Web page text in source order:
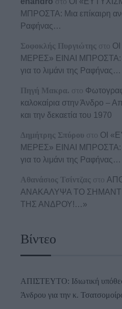
ΜΠΡΟΣΤΑ: Μια επίκαιρη
Ραφήνας…
Σοφοκλής Πυργιώτης στο
ΜΕΡΕΣ» ΕΙΝΑΙ ΜΠΡΟΣΤΑ:
για το λιμάνι της Ραφήνας…
Πηγή Μακρα. στο
καλοκαίρια στην Άνδρο –
και την δεκαετία του 1970
Δημήτρης Σπύρου στο ΟΙ
ΜΕΡΕΣ» ΕΙΝΑΙ ΜΠΡΟΣΤΑ:
για το λιμάνι της Ραφήνας…
Αθανάσιος Τσίντζας στο
ΑΝΑΚΑΛΥΨΑ ΤΟ
ΤΗΣ ΑΝΔΡΟΥ!…»
Βίντεο
ΑΠΙΣΤΕΥΤΟ: Ιδιωτική
Άνδρου για την κ.